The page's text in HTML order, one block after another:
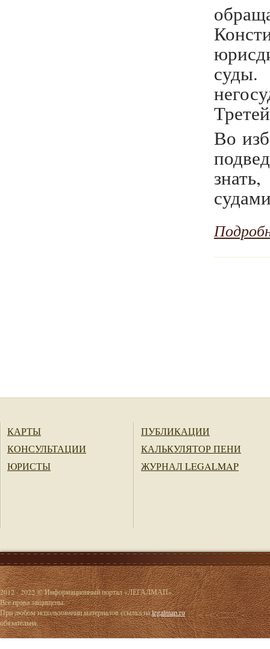
Во
КАРТЫ
КОНСУЛЬТАЦИИ
ЮРИСТЫ
ПУБЛИКАЦИИ
КАЛЬКУЛЯТОР ПЕНИ
ЖУРНАЛ LEGALMAP
2012 - 2022 © Информационный портал «ЛЕГАЛМАП».
Все права защищены.
При любом использовании материалов ссылка наlegalmap.ru
обязательна.